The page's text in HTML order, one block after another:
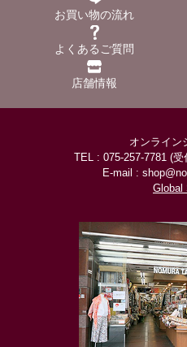
お買い物の流れ
よくあるご質問
店舗情報
オンライ
TEL : 075-257-7781 (
E-mail :
Global